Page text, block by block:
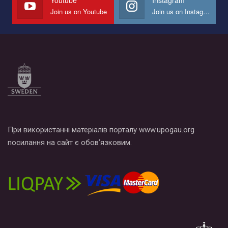
Join us on Youtube Join us on Instagram
При використанні матеріалів порталу www.upogau.org
посилання на сайт є обов’язковим.